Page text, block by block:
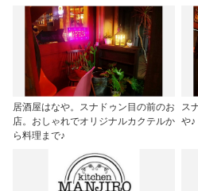
居酒屋はなや。スナドゥン目の前のお
店。おしゃれでオリジナルカクテルか
ら料理まで♪
ス
や